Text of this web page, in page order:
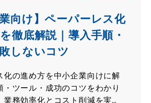
業向け】ペーパーレス化
徹底解説｜導入手順・
しないコツ
化の進め方を中小企業向けに解
・ツール・成功のコツをわかり
業務効率化とコスト削減を実